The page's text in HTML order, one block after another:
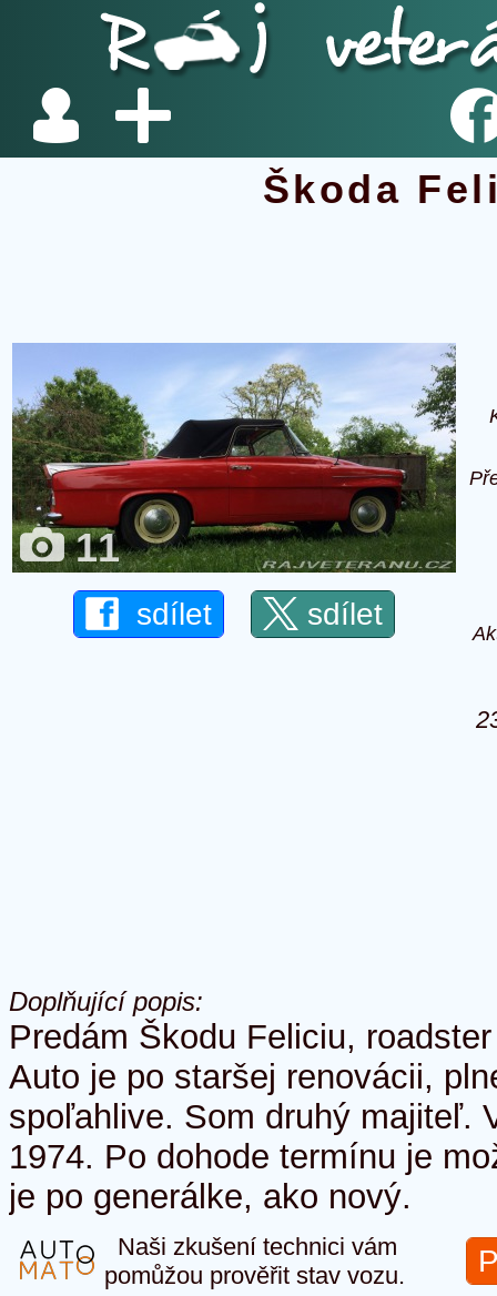
Škoda
11
sdílet sdílet
Doplňující popis:
Predám Škodu Feliciu,
Auto je po staršej renovácii,
spoľahlive. Som druhý majiteľ.
1974. Po dohode termínu je
je po generálke, ako nový.
Naši zkušení technici vám
pomůžou prověřit stav vozu.